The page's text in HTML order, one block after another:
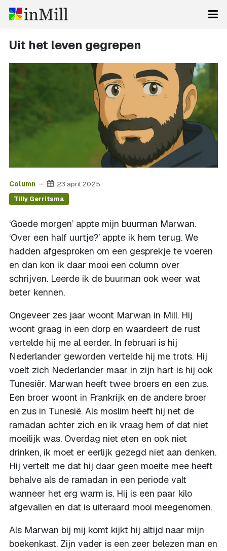
Uit het leven gegrepen
Column 23 april 2025
Tilly Gerritsma
‘Goede morgen’ appte mijn buurman Marwan.
‘Over een half uurtje?’ appte ik hem terug. We
hadden afgesproken om een gesprekje te voeren
en dan kon ik daar mooi een column over
schrijven. Leerde ik de buurman ook weer wat
beter kennen.
Ongeveer zes jaar woont Marwan in Mill. Hij
woont graag in een dorp en waardeert de rust
vertelde hij me al eerder. In februari is hij
Nederlander geworden vertelde hij me trots. Hij
voelt zich Nederlander maar in zijn hart is hij ook
Tunesiër. Marwan heeft twee broers en een zus.
Een broer woont in Frankrijk en de andere broer
en zus in Tunesië. Als moslim heeft hij net de
ramadan achter zich en ik vraag hem of dat niet
moeilijk was. Overdag niet eten en ook niet
drinken, ik moet er eerlijk gezegd niet aan denken.
Hij vertelt me dat hij daar geen moeite mee heeft
behalve als de ramadan in een periode valt
wanneer het erg warm is. Hij is een paar kilo
afgevallen en dat is uiteraard mooi meegenomen.
Als Marwan bij mij komt kijkt hij altijd naar mijn
boekenkast. Zijn vader is een zeer belezen man en